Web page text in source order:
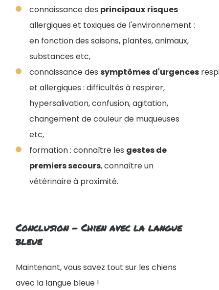
connaissance des principaux risques
allergiques et toxiques de l'environnement :
en fonction des saisons, plantes, animaux,
substances etc,
connaissance des symptômes d'urgences
et allergiques : difficultés à respirer,
hypersalivation, confusion, agitation,
changement de couleur de muqueuses
etc,
formation : connaître les gestes de
premiers secours, connaître un
vétérinaire à proximité.
Conclusion - Chien avec la langue
bleue
Maintenant, vous savez tout sur les chiens
avec la langue bleue !